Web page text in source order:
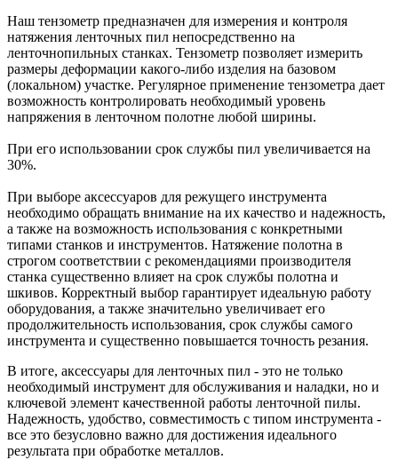
Наш тензометр предназначен для измерения и контроля
натяжения ленточных пил непосредственно на
ленточнопильных станках. Тензометр позволяет измерить
размеры деформации какого-либо изделия на базовом
(локальном) участке. Регулярное применение тензометра дает
возможность контролировать необходимый уровень
напряжения в ленточном полотне любой ширины.
При его использовании срок службы пил увеличивается на
30%.
При выборе аксессуаров для режущего инструмента
необходимо обращать внимание на их качество и надежность,
а также на возможность использования с конкретными
типами станков и инструментов. Натяжение полотна в
строгом соответствии с рекомендациями производителя
станка существенно влияет на срок службы полотна и
шкивов. Корректный выбор гарантирует идеальную работу
оборудования, а также значительно увеличивает его
продолжительность использования, срок службы самого
инструмента и существенно повышается точность резания.
В итоге, аксессуары для ленточных пил - это не только
необходимый инструмент для обслуживания и наладки, но и
ключевой элемент качественной работы ленточной пилы.
Надежность, удобство, совместимость с типом инструмента -
все это безусловно важно для достижения идеального
результата при обработке металлов.